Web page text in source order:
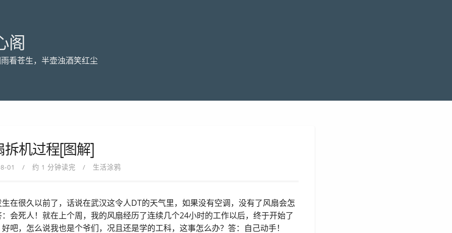
阁
看苍生，半壶浊酒笑红尘
拆机过程[图解]
01 约 1 分钟读完 生活涂鸦
生在很久以前了，话说在武汉这令人DT的天气里，如果没有空调，没有了风扇会怎
会死人！就在上个周，我的风扇经历了连续几个24小时的工作以后，终于开始了
吧，怎么说我也是个爷们，况且还是学的工科，这事怎么办？答：自己动手！